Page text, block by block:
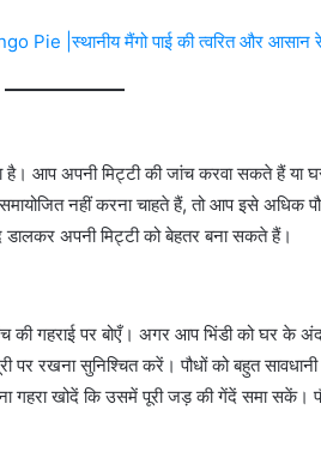
|स्थानीय मैंगो पाई की त्वरित और आसान
आप अपनी मिट्टी की जांच करवा सकते हैं या
नहीं करना चाहते हैं, तो आप इसे अधिक
अपनी मिट्टी को बेहतर बना सकते हैं।
गहराई पर बोएँ। अगर आप भिंडी को घर के
पर रखना सुनिश्चित करें। पौधों को बहुत
गहरा खोदें कि उसमें पूरी जड़ की गेंदें समा सकें।